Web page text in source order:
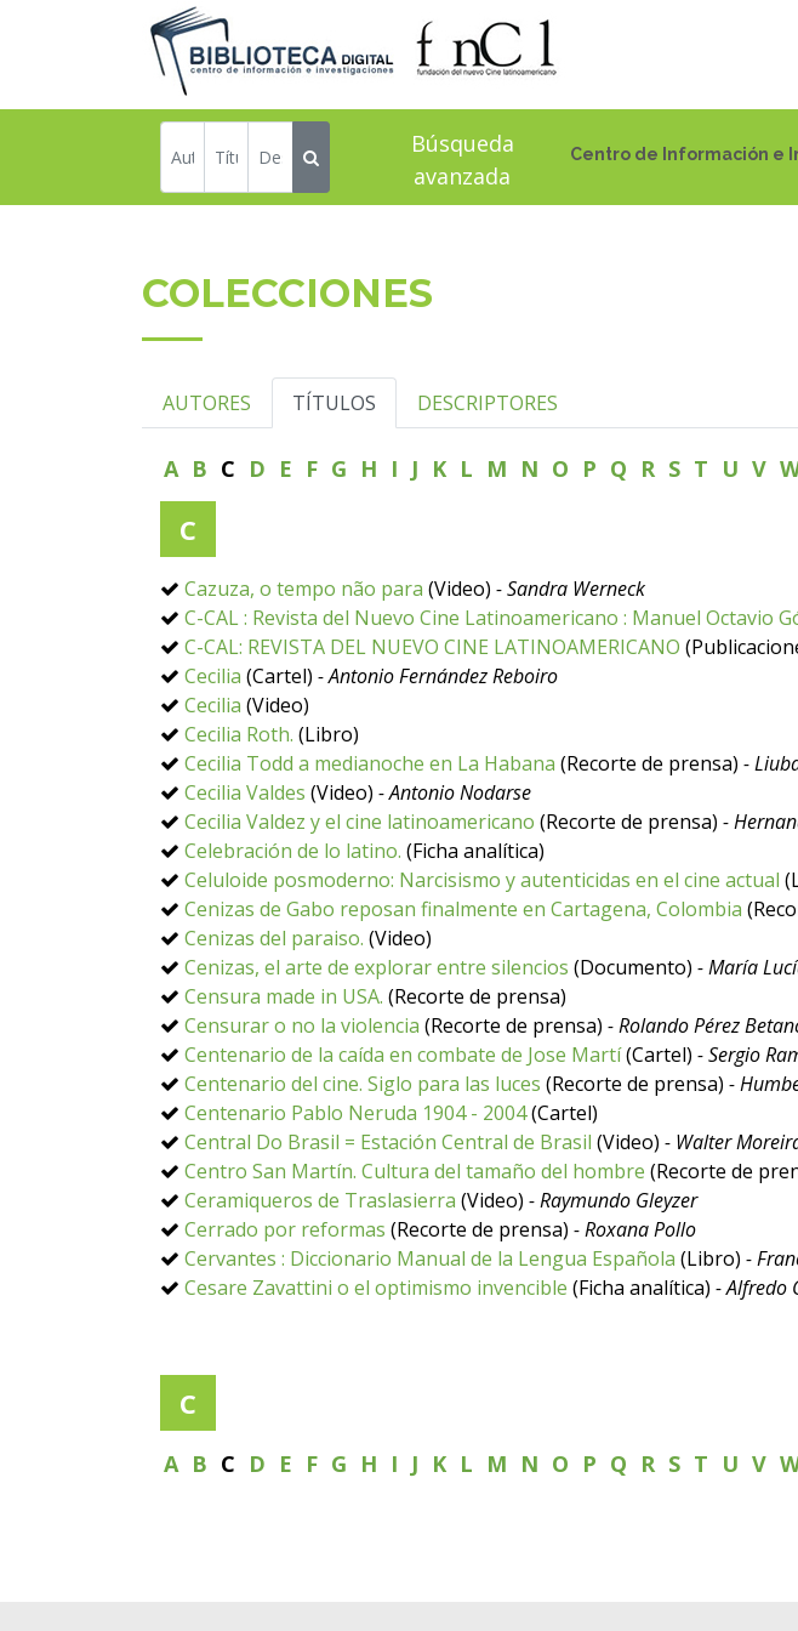
Centro de Información e
Búsqueda
avanzada
COLECCIONES
AUTORES TÍTULOS DESCRIPTORES
A B C D E F G H I J K L M N O P Q R S T U V
C
Cazuza, o tempo não para (Video) - Sandra Werneck
C-CAL : Revista del Nuevo Cine Latinoamericano : Manuel Octavio
C-CAL: REVISTA DEL NUEVO CINE LATINOAMERICANO
Cecilia (Cartel) - Antonio Fernández Reboiro
Cecilia (Video)
Cecilia Roth. (Libro)
Cecilia Todd a medianoche en La Habana (Recorte de prensa) -
Cecilia Valdes (Video) - Antonio Nodarse
Cecilia Valdez y el cine latinoamericano (Recorte de prensa) -
Celebración de lo latino. (Ficha analítica)
Celuloide posmoderno: Narcisismo y autenticidas en el cine actual
Cenizas de Gabo reposan finalmente en Cartagena, Colombia
Cenizas del paraiso. (Video)
Cenizas, el arte de explorar entre silencios (Documento) - María
Censura made in USA. (Recorte de prensa)
Censurar o no la violencia (Recorte de prensa) - Rolando Pérez
Centenario de la caída en combate de Jose Martí(Cartel) - Sergio
Centenario del cine. Siglo para las luces (Recorte de prensa) -
Centenario Pablo Neruda 1904 - 2004(Cartel)
Central Do Brasil = Estación Central de Brasil (Video) - Walter
Centro San Martín. Cultura del tamaño del hombre (Recorte de
Ceramiqueros de Traslasierra (Video) - Raymundo Gleyzer
Cerrado por reformas (Recorte de prensa) - Roxana Pollo
Cervantes : Diccionario Manual de la Lengua Española (Libro) -
Cesare Zavattini o el optimismo invencible (Ficha analítica) - Alfredo
C
A B C D E F G H I J K L M N O P Q R S T U V